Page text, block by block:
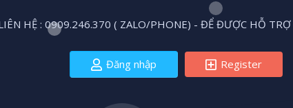
HỆ : 0909.246.370 ( ZALO/PHONE) - ĐỂ ĐƯỢC HỖ TRỢ
Đăng nhập Register